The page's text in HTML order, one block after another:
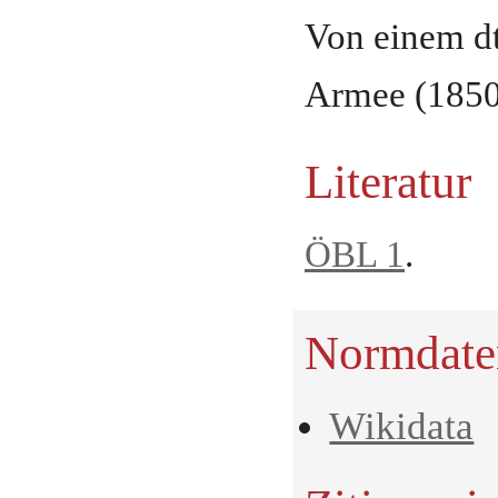
Von einem
Armee
Literatur
ÖBL 1.
Wikidata